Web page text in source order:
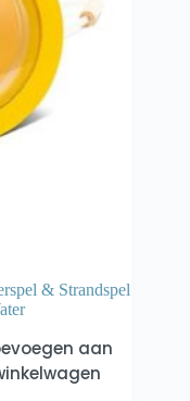
& Strandspel
aan